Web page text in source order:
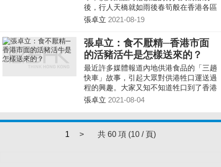
後，行人天橋就如雨後春筍般在香港各區
建築，當中許多都具有適應本地行人需
張卓立 2021-08-19
張卓立：食不厭精─香港市面
的活豬活牛是怎樣送來的？
最近許多媒體報道內地供港食品的「三趟
快車」故事，引起大眾對供港牲口運送過
程的興趣。大家又知不知道牲口到了香港
之後，是怎樣送到市面出售呢？
張卓立 2021-08-04
1 > 共 60 項 (10 / 頁)